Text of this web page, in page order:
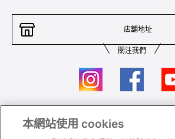
店舖地址
關注我們
聯絡我們
本網站使用 cookies